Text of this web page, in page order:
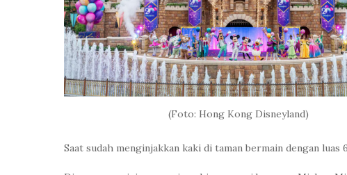
(Foto: Hong Kong Disneyland)
Saat sudah menginjakkan kaki di taman bermain dengan